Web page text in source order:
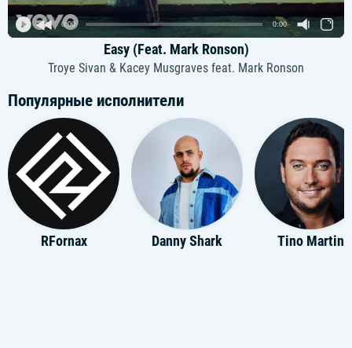
0:00 0:00
Easy (Feat. Mark Ronson)
Troye Sivan & Kacey Musgraves feat. Mark Ronson
Популярные исполнители
RFornax Danny Shark Tino Martin